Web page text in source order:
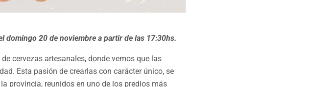
domingo 20 de noviembre a partir de las 17:30hs.
cervezas artesanales, donde vemos que las
Esta pasión de crearlas con carácter único, se
provincia, reunidos en uno de los predios más